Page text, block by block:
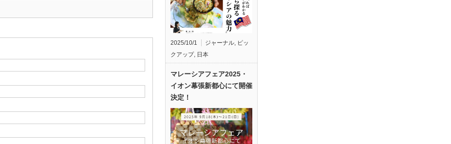
2025/10/1 ジャーナル, ピッ
クアップ, 日本
マレーシアフェア2025・
イオン幕張新都心にて開催
決定！